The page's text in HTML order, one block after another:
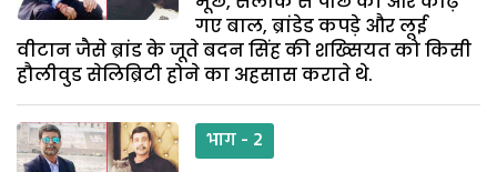
गए बाल, ब्रांडेड कपड़े और लूई
वीटान जैसे ब्रांड के जूते बदन सिंह की शख्सियत को किसी
हौलीवुड सेलिब्रिटी होने का अहसास कराते थे.
भाग - 2